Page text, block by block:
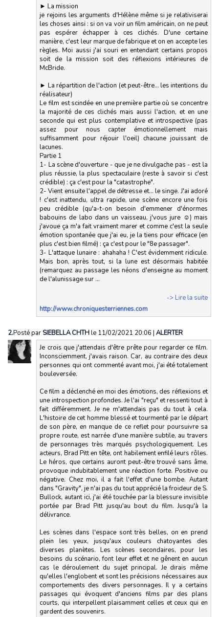
► La mission
je rejoins les arguments d'Hélène même si je relativiserai
les choses ainsi : si on va voir un film américain, on ne peut
pas espérer échapper à ces clichés. D'une certaine
manière, c'est leur marque de fabrique et on en accepte les
règles. Moi aussi j'ai souri en entendant certains propos
soit de la mission soit des réflexions intérieures de
McBride.
► La répartition de l'action (et peut-être... les intentions du
réalisateur)
Le film est scindée en une première partie où se concentre
la majorité de ces clichés mais aussi l'action, et en une
seconde qui est plus contemplative et introspective (pas
assez pour nous capter émotionnellement mais
suffisamment pour réjouir l'oeil) chacune jouissant de
lacunes.
Partie 1
1- La scène d'ouverture - que je ne divulgache pas - est la
plus réussie, la plus spectaculaire (reste à savoir si c'est
crédible) : ça c'est pour la "catastrophe".
2- Vient ensuite l'appel de détresse et... le singe. J'ai adoré
! c'est inattendu, ultra rapide, une scène encore une fois
peu crédible (qu'a-t-on besoin d'emmener d'énormes
babouins de labo dans un vaisseau, j'vous jure ☺) mais
j'avoue ça m'a fait vraiment marer et comme c'est la seule
émotion spontanée que j'ai eu, je la tiens pour efficace (en
plus c'est bien filmé) : ça c'est pour le "8e passager".
3- L'attaque lunaire : ahahaha ! C'est évidemment ridicule.
Mais bon, après tout, si la lune est désormais habitée
(remarquez au passage les néons d'enseigne au moment
de l'alunissage sur ...
-> Lire la suite
http://www.chroniquesterriennes.com
2.Posté par SIEBELLA CHTHle 11/02/2021 20:06 | ALERTER
Je crois que j'attendais d'être prête pour regarder ce film.
Inconsciemment, j'avais raison. Car, au contraire des deux
personnes qui ont commenté avant moi, j'ai été totalement
bouleversée.
Ce film a déclenché en moi des émotions, des réflexions et
une introspection profondes. Je l'ai "reçu" et ressenti tout à
fait différemment. Je ne m'attendais pas du tout à cela.
L'histoire de cet homme blessé et tourmenté par le départ
de son père, en manque de ce reflet pour poursuivre sa
propre route, est narrée d'une manière subtile, au travers
de personnages très marqués psychologiquement. Les
acteurs, Brad Pitt en tête, ont habilement enfilé leurs rôles.
Le héros, que certains auront peut-être trouvé sans âme,
provoque indubitablement une réaction forte. Positive ou
négative. Chez moi, il a fait l'effet d'une bombe. Autant
dans "Gravity", je n'ai pas du tout apprécié la froideur de S.
Bullock, autant ici, j'ai été touchée par la blessure invisible
portée par Brad Pitt jusqu'au bout du film. Jusqu'à la
délivrance.
Les scènes dans l'espace sont très belles, on en prend
plein les yeux, jusqu'aux couleurs chatoyantes des
diverses planètes. Les scènes secondaires, pour les
besoins du scénario, font leur effet et ne gênent en aucun
cas le déroulement du sujet principal. Je dirais même
qu'elles l'englobent et sont les précisions nécessaires aux
comportements des divers personnages. Il y a certains
passages qui évoquent d'anciens films par des plans
courts, qui interpellent plaisamment celles et ceux qui en
gardent des souvenirs.